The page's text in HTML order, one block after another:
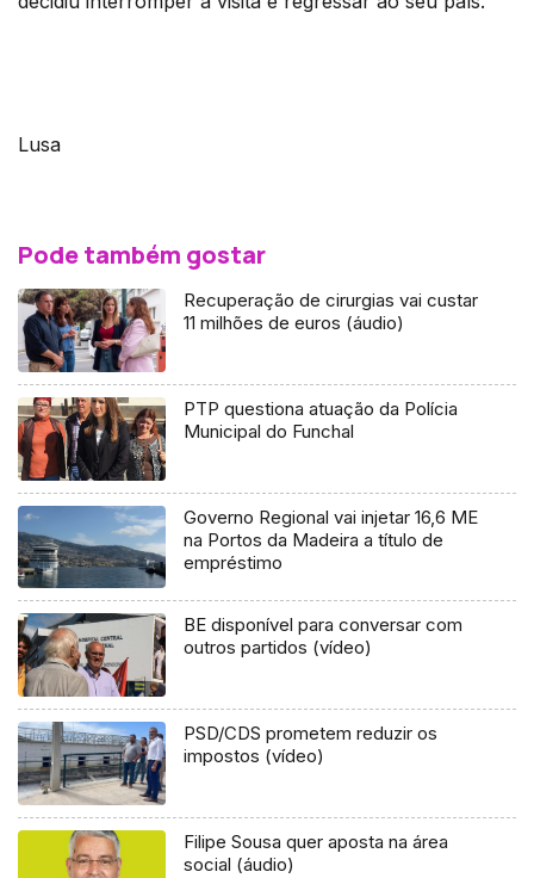
Lusa
Pode também gostar
Recuperação de cirurgias vai custar
11 milhões de euros (áudio)
PTP questiona atuação da Polícia
Municipal do Funchal
Governo Regional vai injetar 16,6 ME
na Portos da Madeira a título de
empréstimo
BE disponível para conversar com
outros partidos (vídeo)
PSD/CDS prometem reduzir os
impostos (vídeo)
Filipe Sousa quer aposta na área
social (áudio)